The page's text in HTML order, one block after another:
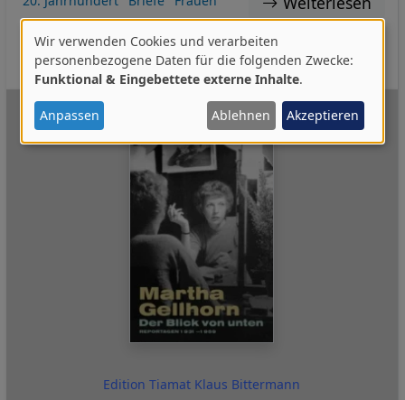
Journalismus Krieg Zeitgeschichte
Neu 2020-2.HJ
I:BIB I:MK I:VIDEO
Edition Tiamat Klaus Bittermann
Verwendung
von
personenbezogenen
Daten
Wir verwenden Cookies und verarbeiten
personenbezogene Daten für die folgenden Zwecke:
Funktional & Eingebettete externe Inhalte.
Anpassen Ablehnen Akzeptieren